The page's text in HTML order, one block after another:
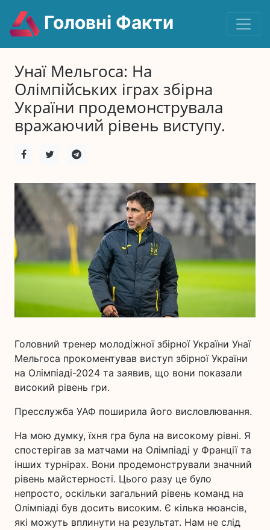
Головні Факти
Унаї Мельгоса: На
Олімпійських іграх збірна
України продемонструвала
вражаючий рівень виступу.
Головний тренер молодіжної збірної України Унаї
Мельгоса прокоментував виступ збірної України
на Олімпіаді-2024 та заявив, що вони показали
високий рівень гри.
Пресслужба УАФ поширила його висловлювання.
На мою думку, їхня гра була на високому рівні. Я
спостерігав за матчами на Олімпіаді у Франції та
інших турнірах. Вони продемонстрували значний
рівень майстерності. Цього разу це було
непросто, оскільки загальний рівень команд на
Олімпіаді був досить високим. Є кілька нюансів,
які можуть вплинути на результат. Нам не слід